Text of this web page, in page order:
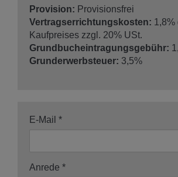
Provision: Provisionsfrei
Vertragserrichtungskosten: 1,8%
Kaufpreises zzgl. 20% USt.
Grundbucheintragungsgebühr:
Grunderwerbsteuer: 3,5%
E-Mail
Anrede